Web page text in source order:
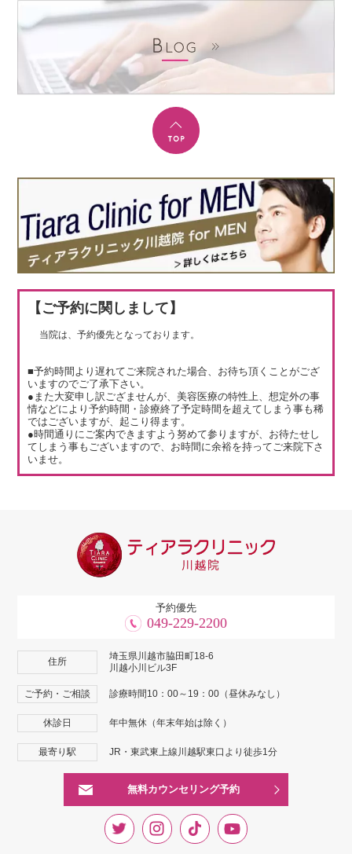
【ご予約に関しまして】
当院は、予約優先となっております。
■予約時間より遅れてご来院された場合、お待ち頂くことがござ
いますのでご了承下さい。
●また大変申し訳ござませんが、美容医療の特性上、想定外の事
情などにより予約時間・診療終了予定時間を超えてしまう事も稀
ではございますが、起こり得ます。
●時間通りにご案内できますよう努めて参りますが、お待たせし
てしまう事もございますので、お時間に余裕を持ってご来院下さ
いませ。
予約優先
049-229-2200
住所
埼玉県川越市脇田町18-6
川越小川ビル3F
ご予約・ご相談 診療時間10：00～19：00（昼休みなし）
休診日 年中無休（年末年始は除く）
最寄り駅 JR・東武東上線川越駅東口より徒歩1分
無料カウンセリング予約